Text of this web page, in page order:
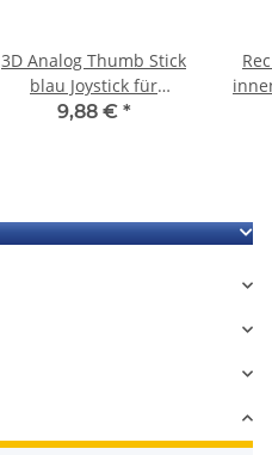
3D Analog Thumb Stick
blau Joystick für
Nintendo Switch Lite Joy-
9,88 € *